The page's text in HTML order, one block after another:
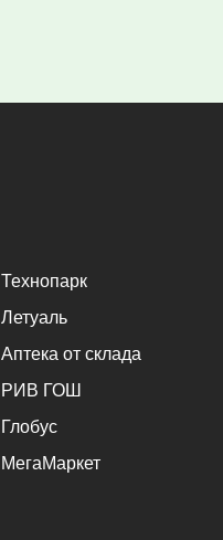
Технопарк
Летуаль
Аптека от склада
РИВ ГОШ
Глобус
МегаМаркет